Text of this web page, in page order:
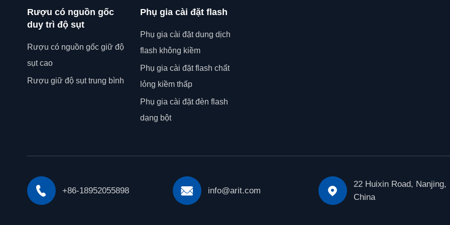
Rượu có nguồn gốc
duy trì độ sụt
Rượu có nguồn gốc giữ độ
sụt cao
Rượu giữ độ sụt trung bình
Phụ gia cài đặt flash
Phụ gia cài đặt dung dịch
flash không kiềm
Phụ gia cài đặt flash chất
lỏng kiềm thấp
Phụ gia cài đặt đèn flash
dạng bột
 +86-18952055898  info@arit.com 
22 Huixin Road, Nanjing,
China